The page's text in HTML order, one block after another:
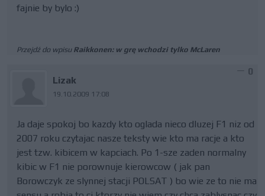
fajnie by bylo :)
Przejdź do wpisu Raikkonen: w grę wchodzi tylko McLaren
Lizak
19.10.2009 17:08
0
Ja daje spokoj bo kazdy kto oglada nieco dluzej F1 niz od
2007 roku czytajac nasze teksty wie kto ma racje a kto
jest tzw. kibicem w kapciach. Po 1-sze zaden normalny
kibic w F1 nie porownuje kierowcow ( jak pan
Borowczyk ze slynnej stacji POLSAT ) bo wie ze to nie ma